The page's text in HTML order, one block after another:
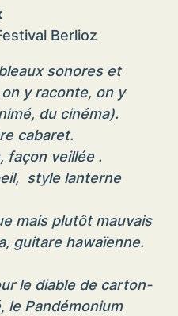
Berlioz
sonores et
y raconte, on y
du cinéma).
cabaret.
façon veillée .
style lanterne
mais plutôt mauvais
guitare hawaïenne.
le diable de carton-
le Pandémonium